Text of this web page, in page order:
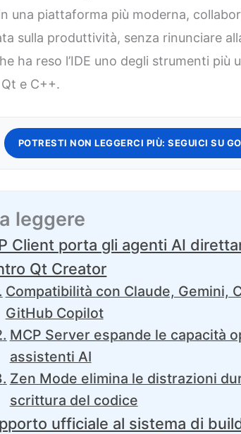
una piattaforma più moderna,
sulla produttività, senza rinunciare
ha reso l’IDE uno degli strumenti più
e C++.
POTRESTI NON LEGGERCI PIÙ: SEGUICI SU
leggere
Client porta gli agenti AI
Qt Creator
Compatibilità con Claude, Gemini,
GitHub Copilot
MCP Server espande le capacità
assistenti AI
Zen Mode elimina le distrazioni
scrittura del codice
ufficiale al sistema di